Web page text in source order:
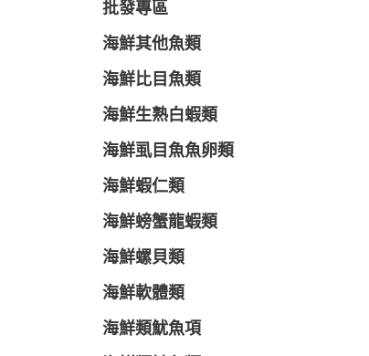
批發專區
海鮮其他魚類
海鮮比目魚類
海鮮生熟白蝦類
海鮮虱目魚魚卵類
海鮮蝦仁類
海鮮螃蟹龍蝦類
海鮮螺貝類
海鮮軟體類
海鮮類魷魚項